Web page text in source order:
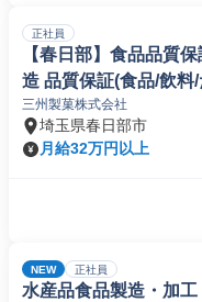
正社員
【春日部】食品品質
造 品質保証(食品/飲料
三州製菓株式会社
埼玉県春日部市
月給32万円以上
NEW 正社員
水産品食品製造・加